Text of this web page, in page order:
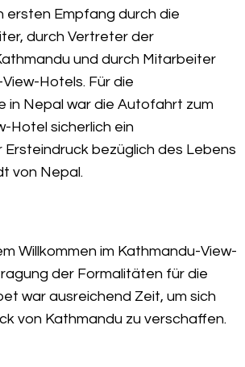
ersten Empfang durch die
durch Vertreter der
und durch Mitarbeiter
Hotels. Für die
in Nepal war die Autofahrt zum
Hotel sicherlich ein
Ersteindruck bezüglich des Lebens
von Nepal.
Willkommen im Kathmandu-View-
der Formalitäten für die
war ausreichend Zeit, um sich
von Kathmandu zu verschaffen.